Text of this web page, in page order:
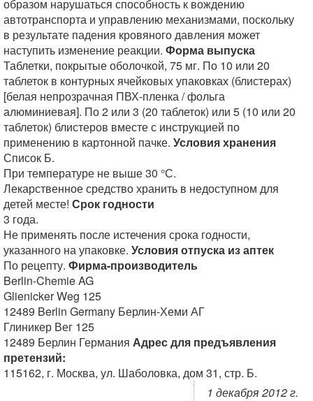
образом нарушаться способность к вождению
автотранспорта и управлению механизмами, поскольку
в результате падения кровяного давления может
наступить изменение реакции. Форма выпуска
Таблетки, покрытые оболочкой, 75 мг. По 10 или 20
таблеток в контурных ячейковых упаковках (блистерах)
[белая непрозрачная ПВХ-пленка / фольга
алюминиевая]. По 2 или 3 (20 таблеток) или 5 (10 или 20
таблеток) блистеров вместе с инструкцией по
применению в картонной пачке. Условия хранения
Список Б.
При температуре не выше 30 °С.
Лекарственное средство хранить в недоступном для
детей месте! Срок годности
3 года.
Не применять после истечения срока годности,
указанного на упаковке. Условия отпуска из аптек
По рецепту. Фирма-производитель
Berlin-Chemie AG
Glienicker Weg 125
12489 Berlin Germany Берлин-Хеми АГ
Глиникер Вег 125
12489 Берлин Германия Адрес для предъявления
претензий:
115162, г. Москва, ул. Шаболовка, дом 31, стр. Б.
1 декабря 2012 г.